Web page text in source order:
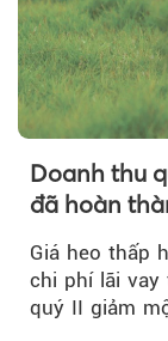
Doanh thu
đã hoàn
Giá heo thấp
chi phí lãi vay
quý II giảm